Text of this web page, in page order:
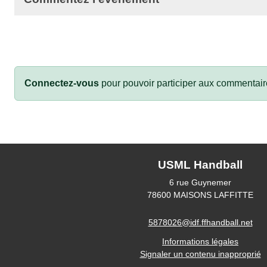
Connectez-vous pour pouvoir participer aux
USML Handball
6 rue Guynemer
78600 MAISONS LAFFITTE
5878026@idf.ffhandball.net
Informations légales
Signaler un contenu inapproprié